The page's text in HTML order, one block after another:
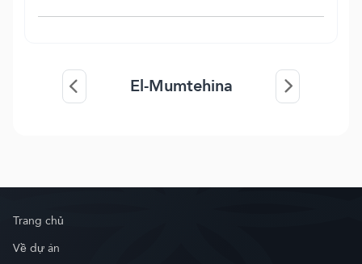
El-Mumtehina
Trang chủ
Về dự án